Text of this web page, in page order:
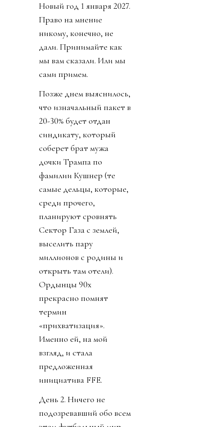
Новый год 1 января 2027.
Право на мнение
никому, конечно, не
дали. Принимайте как
мы вам сказали. Или мы
сами примем.
Позже днем выяснилось,
что изначальный пакет в
20-30% будет отдан
синдикату, который
соберет брат мужа
дочки Трампа по
фамилии Кушнер (те
самые дельцы, которые,
среди прочего,
планируют сровнять
Сектор Газа с землей,
выселить пару
миллионов с родины и
открыть там отели).
Ордынцы 90х
прекрасно помнят
термин
«прихватизация».
Именно ей, на мой
взгляд, и стала
предложенная
инициатива FFE.
День 2. Ничего не
подозревавший обо всем